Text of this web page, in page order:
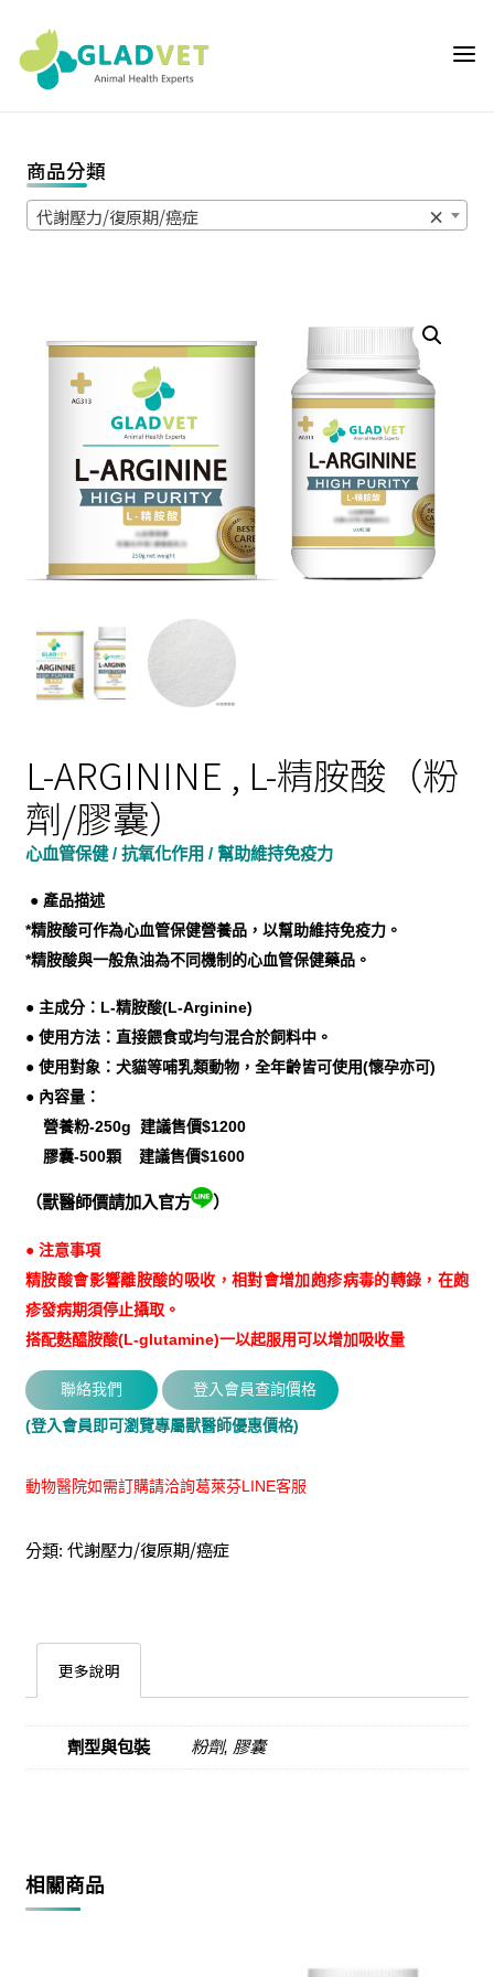
content
擇,GLADVET是
獸醫院專屬專業
商品分類
×
代謝壓力/復原期/癌症
L-ARGININE , L-精胺酸（粉
劑/膠囊）
心血管保健 / 抗氧化作用 / 幫助維持免疫力
● 產品描述
*精胺酸可作為心血管保健營養品，以幫助維持免疫力。
*精胺酸與一般魚油為不同機制的心血管保健藥品。
● 主成分：L-精胺酸(L-Arginine)
● 使用方法：直接餵食或均勻混合於飼料中。
● 使用對象：犬貓等哺乳類動物，全年齡皆可使用(懷孕亦可)
● 內容量：
營養粉-250g 建議售價$1200
膠囊-500顆 建議售價$1600
（獸醫師價請加入官方 ）
● 注意事項
精胺酸會影響離胺酸的吸收，相對會增加皰疹病毒的轉錄，在皰
疹發病期須停止攝取。
搭配麩醯胺酸(L-glutamine)一以起服用可以增加吸收量
(登入會員即可瀏覽專屬獸醫師優惠價格)
動物醫院如需訂購請洽詢葛萊芬LINE客服
分類: 代謝壓力/復原期/癌症
更多說明
劑型與包裝 粉劑, 膠囊
相關商品